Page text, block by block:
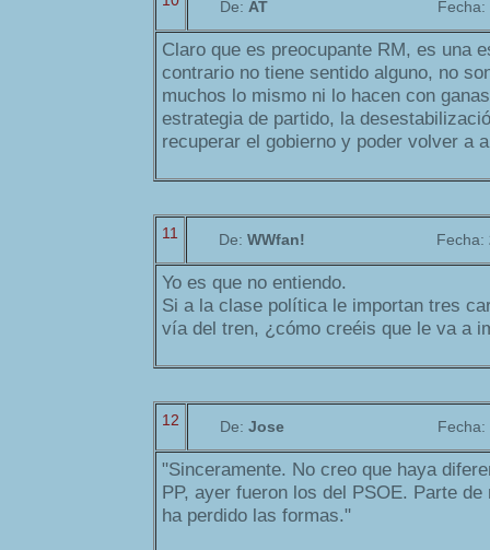
De: AT Fecha:
Claro que es preocupante RM, es una
contrario no tiene sentido alguno, no
muchos lo mismo ni lo hacen con
estrategia de partido, la
recuperar el gobierno y poder volver a
11 De: WWfan! Fecha:
Yo es que no entiendo.
Si a la clase política le importan tres
vía del tren, ¿cómo creéis que le va a
12 De: Jose Fecha:
"Sinceramente. No creo que haya
PP, ayer fueron los del PSOE. Parte
ha perdido las formas."